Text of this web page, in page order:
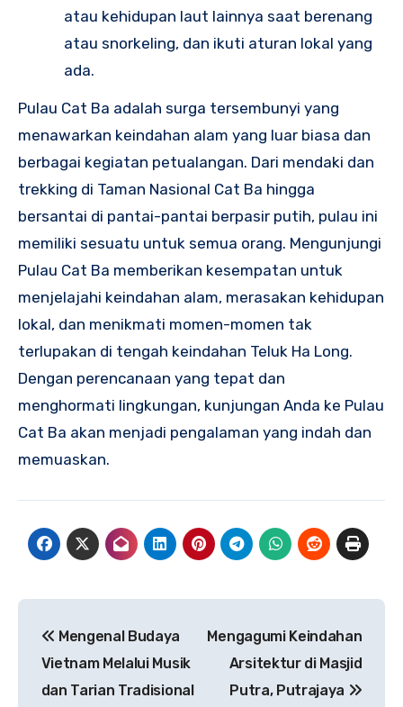
atau kehidupan laut lainnya saat berenang
atau snorkeling, dan ikuti aturan lokal yang
ada.
Pulau Cat Ba adalah surga tersembunyi yang
menawarkan keindahan alam yang luar biasa dan
berbagai kegiatan petualangan. Dari mendaki dan
trekking di Taman Nasional Cat Ba hingga
bersantai di pantai-pantai berpasir putih, pulau ini
memiliki sesuatu untuk semua orang. Mengunjungi
Pulau Cat Ba memberikan kesempatan untuk
menjelajahi keindahan alam, merasakan kehidupan
lokal, dan menikmati momen-momen tak
terlupakan di tengah keindahan Teluk Ha Long.
Dengan perencanaan yang tepat dan
menghormati lingkungan, kunjungan Anda ke Pulau
Cat Ba akan menjadi pengalaman yang indah dan
memuaskan.
pos
Mengenal Budaya
Vietnam Melalui Musik
dan Tarian Tradisional
Mengagumi Keindahan
Arsitektur di Masjid
Putra, Putrajaya